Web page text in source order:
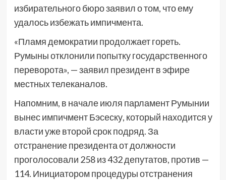
избирательного бюро заявил о том, что ему
удалось избежать импичмента.
«Пламя демократии продолжает гореть.
Румыны отклонили попытку государственного
переворота», — заявил президент в эфире
местных телеканалов.
Напомним, в начале июля парламент Румынии
вынес импичмент Бэсеску, который находится у
власти уже второй срок подряд. За
отстранение президента от должности
проголосовали 258 из 432 депутатов, против —
114. Инициатором процедуры отстранения